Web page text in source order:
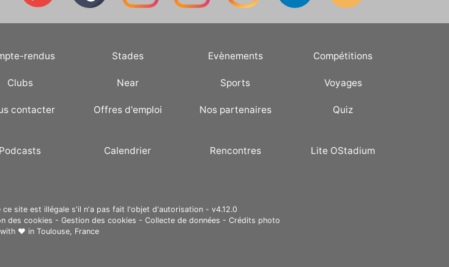
rendus Stades Evènements Compétitions
Clubs Near Sports Voyages
contacter Offres d'emploi Nos partenaires Quiz
Podcasts Calendrier Rencontres Lite OStadium
site est illégale s'il n'a pas fait l'objet d'autorisation - v4.12.0
des cookies - Gestion des cookies - Collecte de données - Crédits photo
with ❤ in Toulouse, France